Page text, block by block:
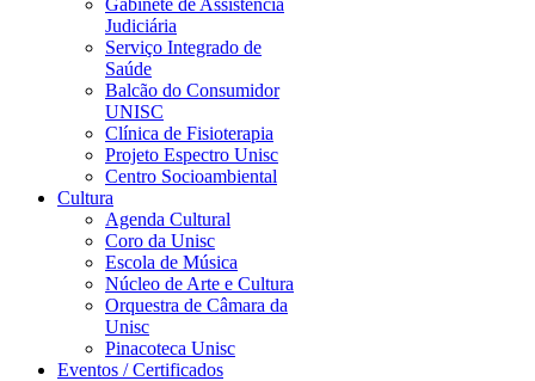
Gabinete de Assistência
Judiciária
Serviço Integrado de
Saúde
Balcão do Consumidor
UNISC
Clínica de Fisioterapia
Projeto Espectro Unisc
Centro Socioambiental
Cultura
Agenda Cultural
Coro da Unisc
Escola de Música
Núcleo de Arte e Cultura
Orquestra de Câmara da
Unisc
Pinacoteca Unisc
Eventos / Certificados